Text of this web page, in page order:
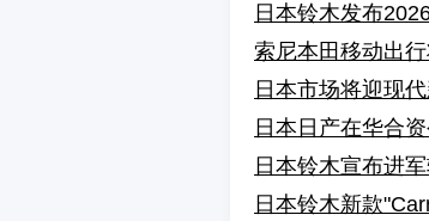
日本铃木发布
索尼本田移动出
日本市场将迎现
日本日产在华合
日本铃木宣布进
日本铃木新款